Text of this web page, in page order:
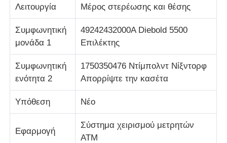
Όλες οι περιπτώσεις
Τμήματα ATM Diebold
Ανταλλακτικά NCR ATM
Λειτουργία Μέρος στερέωσης και θέσης
Συμφωνητική
μονάδα 1
49242432000A Diebold 5500
Επιλέκτης
Συμφωνητική
ενότητα 2
1750350476 Ντίμπολντ Νίξντορφ
Απορρίψτε την κασέτα
Υπόθεση Νέο
Εφαρμογή
Σύστημα χειρισμού μετρητών
ΑΤΜ